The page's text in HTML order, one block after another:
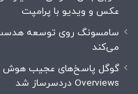
عکس و ویدیو با پرامپت
می‌کند
Overviews دردسرساز شد